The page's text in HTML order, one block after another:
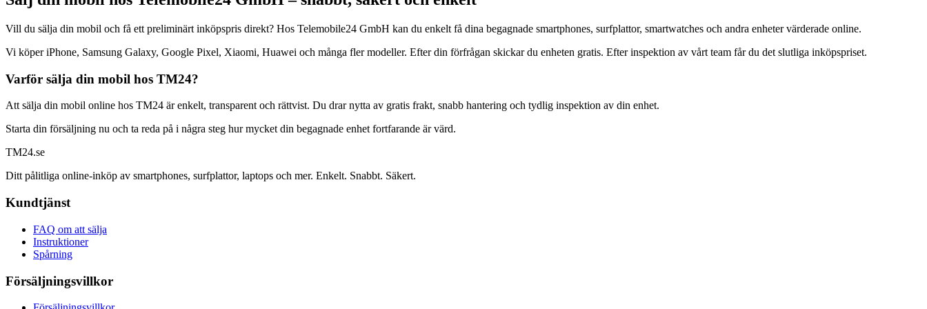
Vill du sälja din mobil och få ett preliminärt inköpspris direkt? Hos Telemobile24 GmbH kan du enkelt få dina begagnade smartphones, surfplattor, smartwatches och andra enheter värderade online.
Vi köper iPhone, Samsung Galaxy, Google Pixel, Xiaomi, Huawei och många fler modeller. Efter din förfrågan skickar du enheten gratis. Efter inspektion av vårt team får du det slutliga inköpspriset.
Varför sälja din mobil hos TM24?
Att sälja din mobil online hos TM24 är enkelt, transparent och rättvist. Du drar nytta av gratis frakt, snabb hantering och tydlig inspektion av din enhet.
Starta din försäljning nu och ta reda på i några steg hur mycket din begagnade enhet fortfarande är värd.
TM24.se
Ditt pålitliga online-inköp av smartphones, surfplattor, laptops och mer. Enkelt. Snabbt. Säkert.
Kundtjänst
FAQ om att sälja
Instruktioner
Spårning
Försäljningsvillkor